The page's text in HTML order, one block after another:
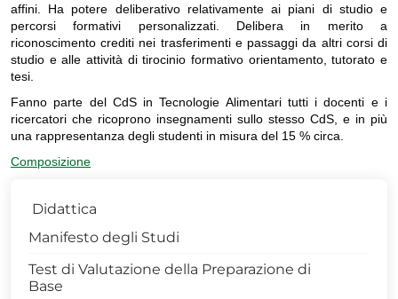
affini. Ha potere deliberativo relativamente ai piani di studio e
percorsi formativi personalizzati. Delibera in merito a
riconoscimento crediti nei trasferimenti e passaggi da altri corsi di
studio e alle attività di tirocinio formativo orientamento, tutorato e
tesi.
Fanno parte del CdS in Tecnologie Alimentari tutti i docenti e i
ricercatori che ricoprono insegnamenti sullo stesso CdS, e in più
una rappresentanza degli studenti in misura del 15 % circa.
Composizione
Didattica
Manifesto degli Studi
Test di Valutazione della Preparazione di
Base